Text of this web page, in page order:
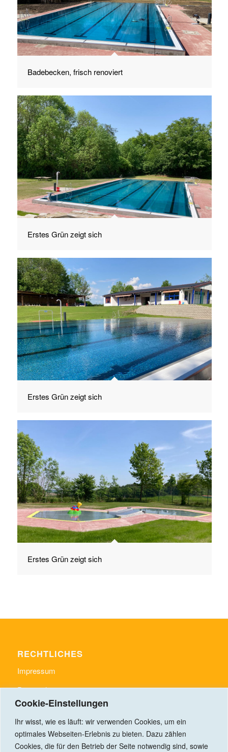
Cookie-Einstellungen
Ihr wisst, wie es läuft: wir verwenden Cookies, um ein
optimales Webseiten-Erlebnis zu bieten. Dazu zählen
Cookies, die für den Betrieb der Seite notwendig sind, sowie
Badebecken, frisch renoviert
Erstes Grün zeigt sich
Erstes Grün zeigt sich
Erstes Grün zeigt sich
RECHTLICHES
Impressum
Datenschutz